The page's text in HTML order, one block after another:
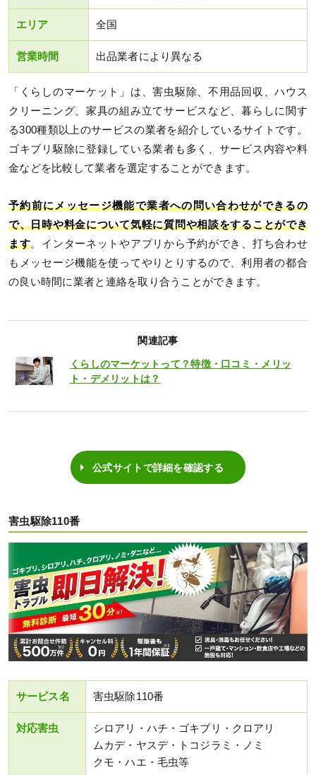
エリア 全国
営業時間 出品業者により異なる
「くらしのマーケット」は、害虫駆除、不用品回収、ハウス
クリーニング、家具の組み立てサービスなど、暮らしに関す
る300種類以上のサービスの業者を紹介しているサイトです。
ゴキブリ駆除に登録している業者も多く、サービス内容や料
金などを比較して業者を選定することができます。
予約前にメッセージ機能で業者への問い合わせができるの
で、日時や料金について気軽に質問や相談をすることができ
ます。インターネットやアプリから予約ができ、打ち合わせ
もメッセージ機能を使ってやりとりするので、利用者の都合
の良い時間に業者と連絡を取り合うことができます。
関連記事
くらしのマーケットって？特徴・口コミ・メリッ
ト・デメリットは？
公式サイトで詳細を確認する
害虫駆除110番
サービス名 害虫駆除110番
対応害虫
シロアリ・ハチ・ゴキブリ・クロアリ
ムカデ・ヤスデ・トコジラミ・ノミ
クモ・ハエ・毛虫等